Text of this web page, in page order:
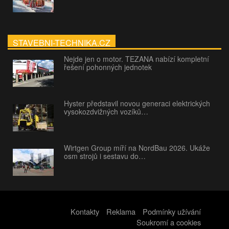
STAVEBNI-TECHNIKA.CZ
Nejde jen o motor. TEZANA nabízí kompletní
řešení pohonných jednotek
Hyster představil novou generaci elektrických
vysokozdvižných vozíků…
Wirtgen Group míří na NordBau 2026. Ukáže
osm strojů i sestavu do…
Kontakty Reklama
Podmínky užívání
Soukromí a cookies